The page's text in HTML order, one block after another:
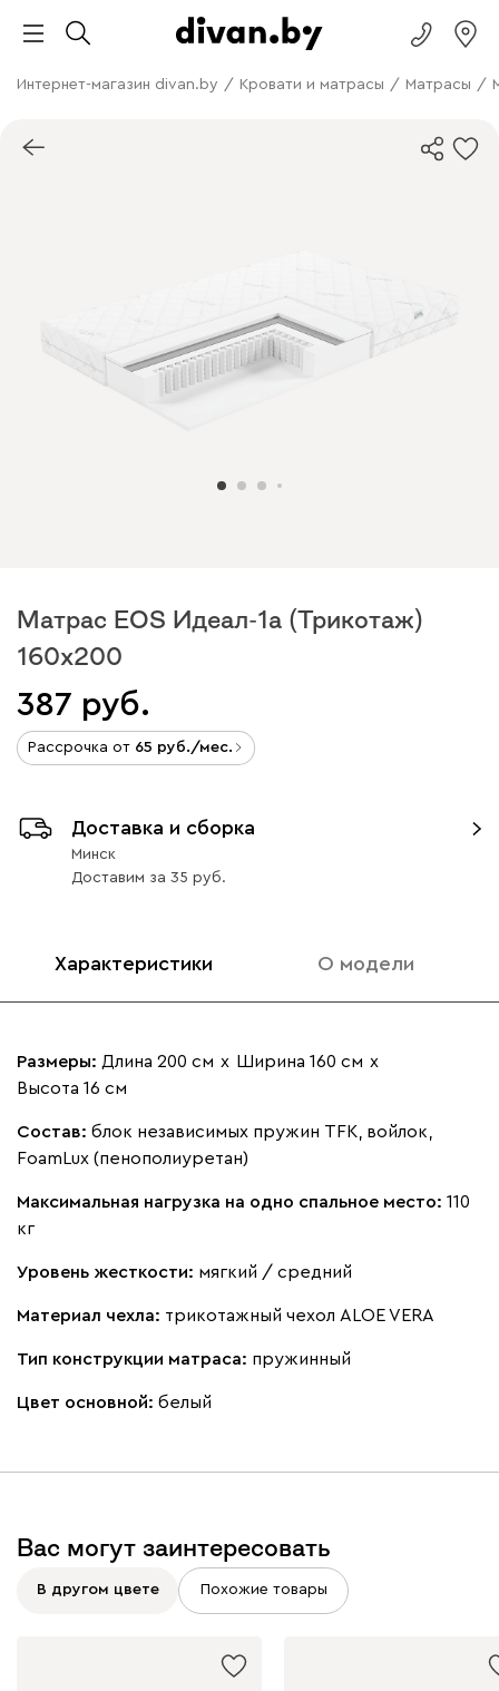
Интернет-магазин divan.by / Кровати и матрасы / Матрасы /
Матрас EOS Идеал-1а (Трикотаж)
160x200
387
Рассрочка от 65 /мес.
Доставка и сборка
Минск
Доставим за 35
Характеристики О модели
Размеры: Длина 200 см х Ширина 160 см х
Высота 16 см
Состав: блок независимых пружин TFK, войлок,
FoamLux (пенополиуретан)
Максимальная нагрузка на одно спальное место: 110
кг
Уровень жесткости: мягкий / средний
Материал чехла: трикотажный чехол ALOE VERA
Тип конструкции матраса: пружинный
Цвет основной: белый
Вас могут заинтересовать
В другом цвете Похожие товары